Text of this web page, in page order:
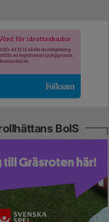
BoIS